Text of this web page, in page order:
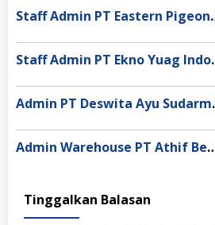
Staff Admin
Staff
Admin
Admin Warehouse PT
Tinggalkan Balasan